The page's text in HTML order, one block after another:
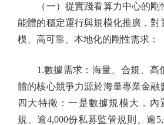
（一）從實踐看算力中心的剛
能體的穩定運行與規模化推廣，對
模、高可靠、本地化的剛性需求：
1.數據需求：海量、合規、高
體的核心競爭力源於海量專業金融
四大特徵：一是數據規模大，內
規、逾4,000份私募監管規則、逾